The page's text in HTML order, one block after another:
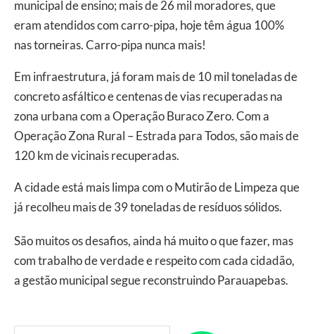
municipal de ensino; mais de 26 mil moradores, que
eram atendidos com carro-pipa, hoje têm água 100%
nas torneiras. Carro-pipa nunca mais!
Em infraestrutura, já foram mais de 10 mil toneladas de
concreto asfáltico e centenas de vias recuperadas na
zona urbana com a Operação Buraco Zero. Com a
Operação Zona Rural – Estrada para Todos, são mais de
120 km de vicinais recuperadas.
A cidade está mais limpa com o Mutirão de Limpeza que
já recolheu mais de 39 toneladas de resíduos sólidos.
São muitos os desafios, ainda há muito o que fazer, mas
com trabalho de verdade e respeito com cada cidadão,
a gestão municipal segue reconstruindo Parauapebas.